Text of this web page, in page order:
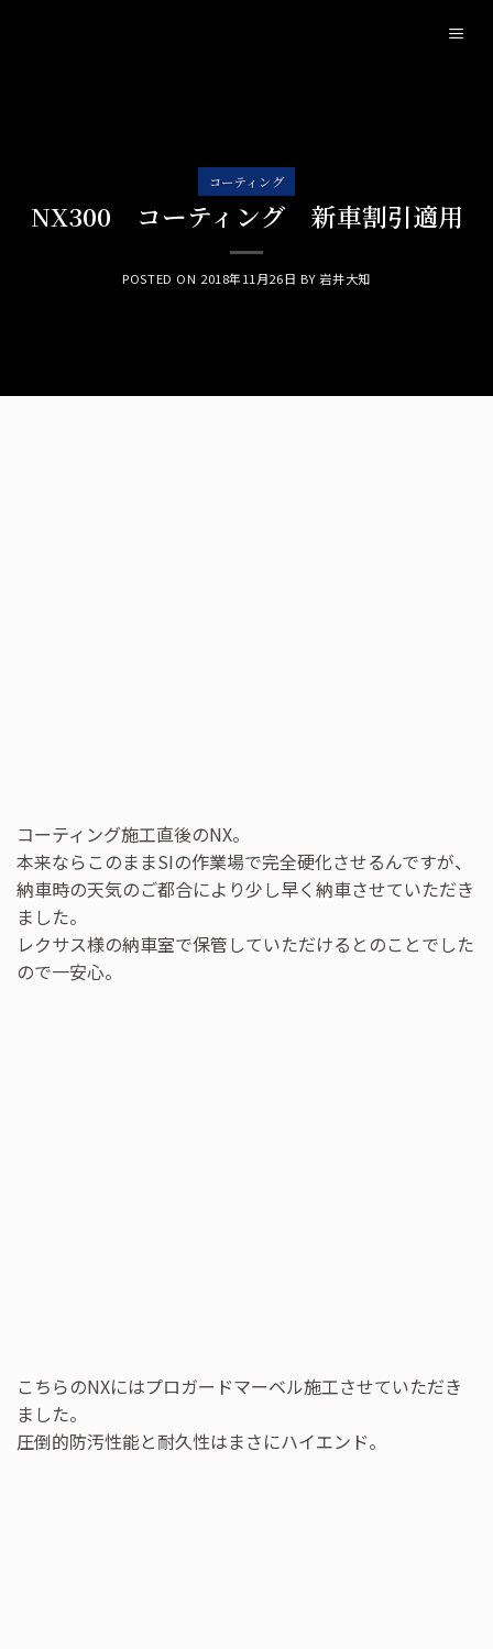
コーティング
NX300 コーティング 新車割引適用
POSTED ON 2018年11月26日 BY 岩井大知
コーティング施工直後のNX。
本来ならこのままSIの作業場で完全硬化させるんですが、
納車時の天気のご都合により少し早く納車させていただき
ました。
レクサス様の納車室で保管していただけるとのことでした
ので一安心。
こちらのNXにはプロガードマーベル施工させていただき
ました。
圧倒的防汚性能と耐久性はまさにハイエンド。